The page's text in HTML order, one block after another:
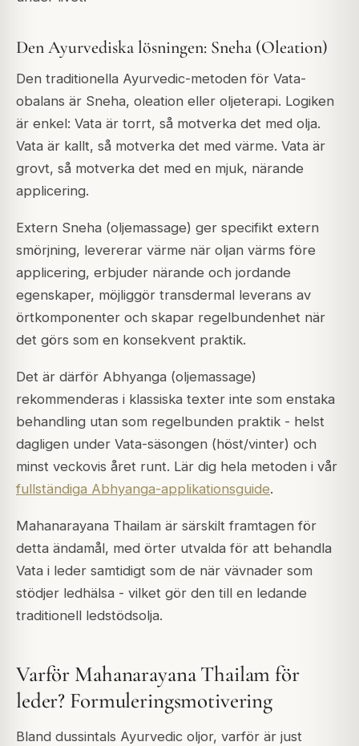
Den Ayurvediska lösningen: Sneha (Oleation)
Den traditionella Ayurvedic-metoden för Vata-
obalans är Sneha, oleation eller oljeterapi. Logiken
är enkel: Vata är torrt, så motverka det med olja.
Vata är kallt, så motverka det med värme. Vata är
grovt, så motverka det med en mjuk, närande
applicering.
Extern Sneha (oljemassage) ger specifikt extern
smörjning, levererar värme när oljan värms före
applicering, erbjuder närande och jordande
egenskaper, möjliggör transdermal leverans av
örtkomponenter och skapar regelbundenhet när
det görs som en konsekvent praktik.
Det är därför Abhyanga (oljemassage)
rekommenderas i klassiska texter inte som enstaka
behandling utan som regelbunden praktik - helst
dagligen under Vata-säsongen (höst/vinter) och
minst veckovis året runt. Lär dig hela metoden i vår
fullständiga Abhyanga-applikationsguide.
Mahanarayana Thailam är särskilt framtagen för
detta ändamål, med örter utvalda för att behandla
Vata i leder samtidigt som de när vävnader som
stödjer ledhälsa - vilket gör den till en ledande
traditionell ledstödsolja.
Varför Mahanarayana Thailam för
leder? Formuleringsmotivering
Bland dussintals Ayurvedic oljor, varför är just